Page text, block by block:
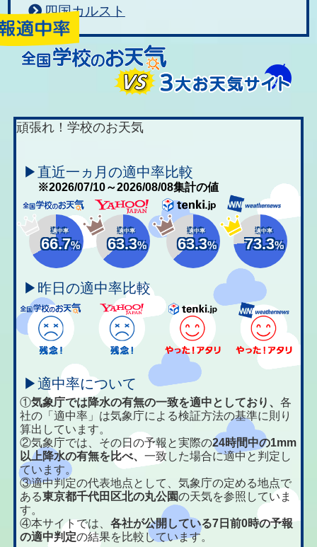
四国カルスト
頑張れ！学校のお天気
▶直近一ヵ月の適中率比較
※2026/07/10～2026/08/08集計の値
適中率
66.7%
適中率
63.3%
適中率
63.3%
適中率
73.3%
▶昨日の適中率比較
▶適中率について
①気象庁では降水の有無の一致を適中としており、各
社の「適中率」は気象庁による検証方法の基準に則り
算出しています。
②気象庁では、その日の予報と実際の24時間中の1mm
以上降水の有無を比べ、一致した場合に適中と判定し
ています。
③適中判定の代表地点として、気象庁の定める地点で
ある東京都千代田区北の丸公園の天気を参照していま
す。
④本サイトでは、各社が公開している7日前0時の予報
の適中判定の結果を比較しています。